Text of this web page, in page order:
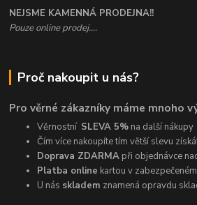
NEJSME KAMENNÁ PRODEJNA!!
Pouze online prodej....
Proč nakoupit u nás?
Pro věrné zákazníky máme mnoho
Věrnostní SLEVA 5% na další nákupy
Čím více nakoupíte tím větší slevu
Doprava ZDARMA při objednávce
Platba online kartou v
U nás skladem znamená opravdu